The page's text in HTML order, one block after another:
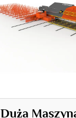
Duża